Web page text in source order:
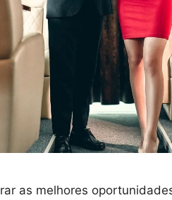
as melhores